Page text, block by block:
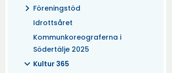
chevron_right Föreningstöd
Idrottsåret
Kommunkoreograferna i
Södertälje 2025
expand_more Kultur 365